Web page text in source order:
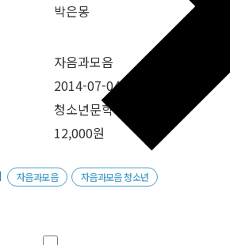
박은몽
자음과모음
2014-07-04
청소년문학
12,000원
자음과모음 자음과모음 청소년